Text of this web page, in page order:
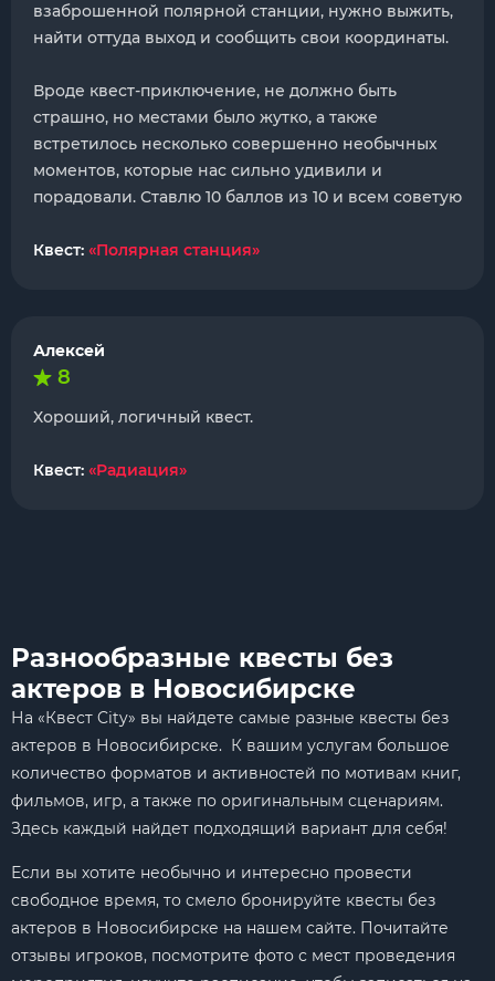
взаброшенной полярной станции, нужно выжить,
найти оттуда выход и сообщить свои координаты.
Вроде квест-приключение, не должно быть
страшно, но местами было жутко, а также
встретилось несколько совершенно необычных
моментов, которые нас сильно удивили и
порадовали. Ставлю 10 баллов из 10 и всем советую
Квест: «Полярная станция»
Алексей
8
Хороший, логичный квест.
Квест: «Радиация»
Разнообразные квесты без
актеров в Новосибирске
На «Квест City» вы найдете самые разные квесты без
актеров в Новосибирске. К вашим услугам большое
количество форматов и активностей по мотивам книг,
фильмов, игр, а также по оригинальным сценариям.
Здесь каждый найдет подходящий вариант для себя!
Если вы хотите необычно и интересно провести
свободное время, то смело бронируйте квесты без
актеров в Новосибирске на нашем сайте. Почитайте
отзывы игроков, посмотрите фото с мест проведения